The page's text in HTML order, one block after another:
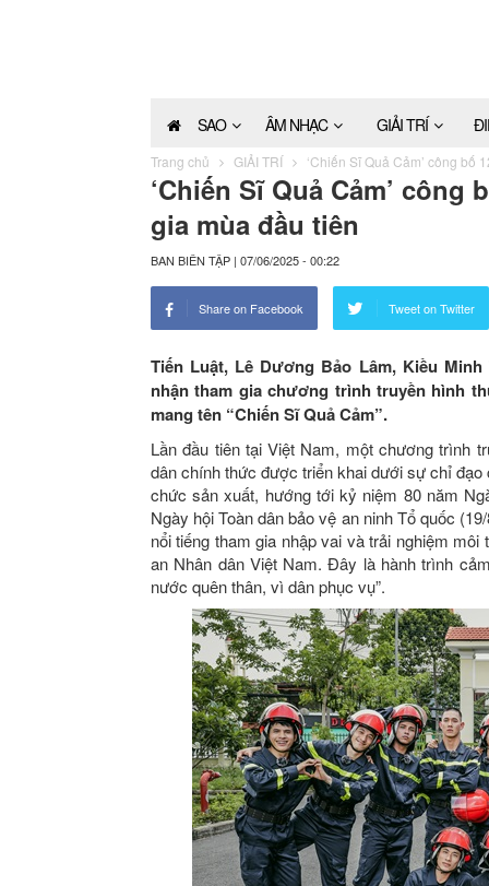
SAO ÂM NHẠC GIẢI TRÍ
Trang chủ GIẢI TRÍ ‘Chiến Sĩ Quả Cảm’ công bố
‘Chiến Sĩ Quả Cảm’
gia mùa đầu tiên
BAN BIÊN TẬP | 07/06/2025 - 00:22
Share on Facebook Tweet on Twitter
Tiến Luật, Lê Dương Bảo Lâm, Kiều
nhận tham gia chương trình truyền hình
mang tên “Chiến Sĩ Quả Cảm”.
Lần đầu tiên tại Việt Nam, một chương trình
dân chính thức được triển khai dưới sự chỉ
chức sản xuất, hướng tới kỷ niệm 80 năm
Ngày hội Toàn dân bảo vệ an ninh Tổ quốc
nổi tiếng tham gia nhập vai và trải nghiệm
an Nhân dân Việt Nam. Đây là hành trình
nước quên thân, vì dân phục vụ”.